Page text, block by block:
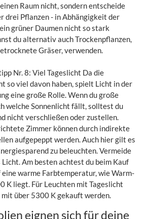
Raum nicht, sondern entscheide
drei Pflanzen - in Abhängigkeit der
grüner Daumen nicht so stark
du alternativ auch Trockenpflanzen,
Gräser, verwenden.
Nr. 8: Viel Tageslicht Da die
so viel davon haben, spielt Licht in der
eine große Rolle. Wenn du große
welche Sonnenlicht fällt, solltest du
nicht verschließen oder zustellen.
Zimmer können durch indirekte
aufgepeppt werden. Auch hier gilt es
zu beleuchten. Vermeide
Am besten achtest du beim Kauf
warme Farbtemperatur, wie Warm-
K liegt. Für Leuchten mit Tageslicht
über 5300 K gekauft werden.
eignen sich für deine